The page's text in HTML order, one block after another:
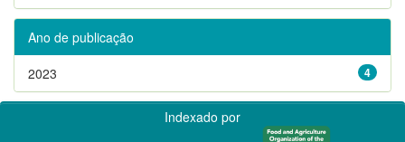
Ano de publicação
4
2023
Indexado por